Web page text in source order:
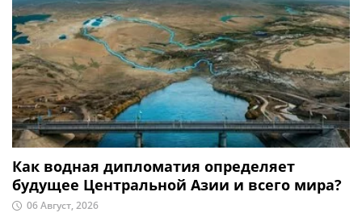
Как водная дипломатия определяет
будущее Центральной Азии и всего мира?
06 Август, 2026